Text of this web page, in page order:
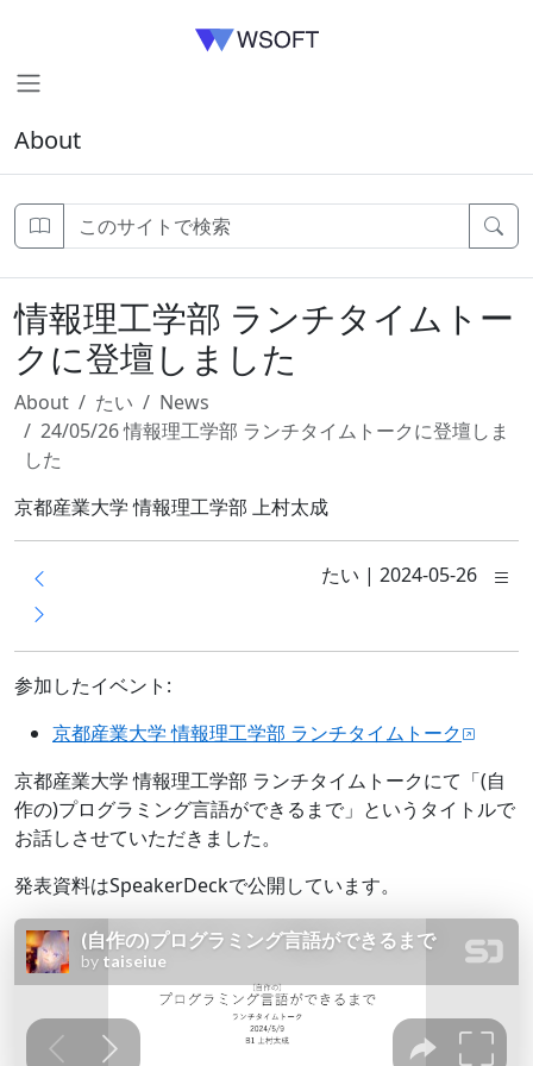
About
情報理工学部 ランチタイムトー
クに登壇しました
About たい
News
24/05/26 情報理工学部 ランチタイムトークに登壇しま
した
京都産業大学 情報理工学部 上村太成
たい | 2024-05-26
参加したイベント:
京都産業大学 情報理工学部 ランチタイムトーク
京都産業大学 情報理工学部 ランチタイムトークにて「(自
作の)プログラミング言語ができるまで」というタイトルで
お話しさせていただきました。
発表資料はSpeakerDeckで公開しています。